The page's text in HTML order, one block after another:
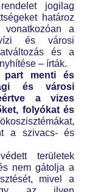
jogilag
határoz
a
és városi
és a
– írták.
part menti és
és városi
a vizes
folyókat és
a szivacs- és
területek
nem gátolja a
mivel a